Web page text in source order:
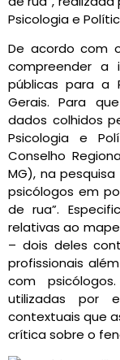
Psicologia e
De acordo com
compreender a
públicas para a
Gerais. Para
dados colhidos
Psicologia e
Conselho
MG), na
psicólogos em
de rua”.
relativas ao
– dois deles
profissionais
com
utilizadas por
contextuais que
crítica sobre o